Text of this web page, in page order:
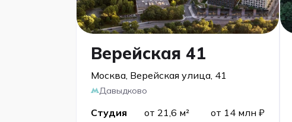
Верейская 41
Москва, Верейская улица, 41
Давыдково
Студия от 21,6 м²
от 14 млн ₽